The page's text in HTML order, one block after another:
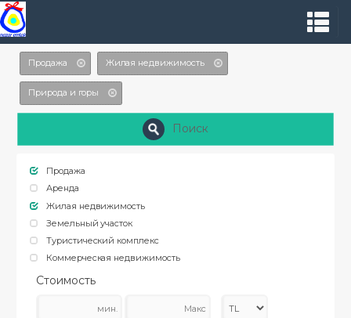
Продажа Жилая недвижимость
Природа и горы
Поиск
Продажа
Аренда
Жилая недвижимость
Земельный участок
Туристический комплекс
Коммерческая недвижимость
Стоимость